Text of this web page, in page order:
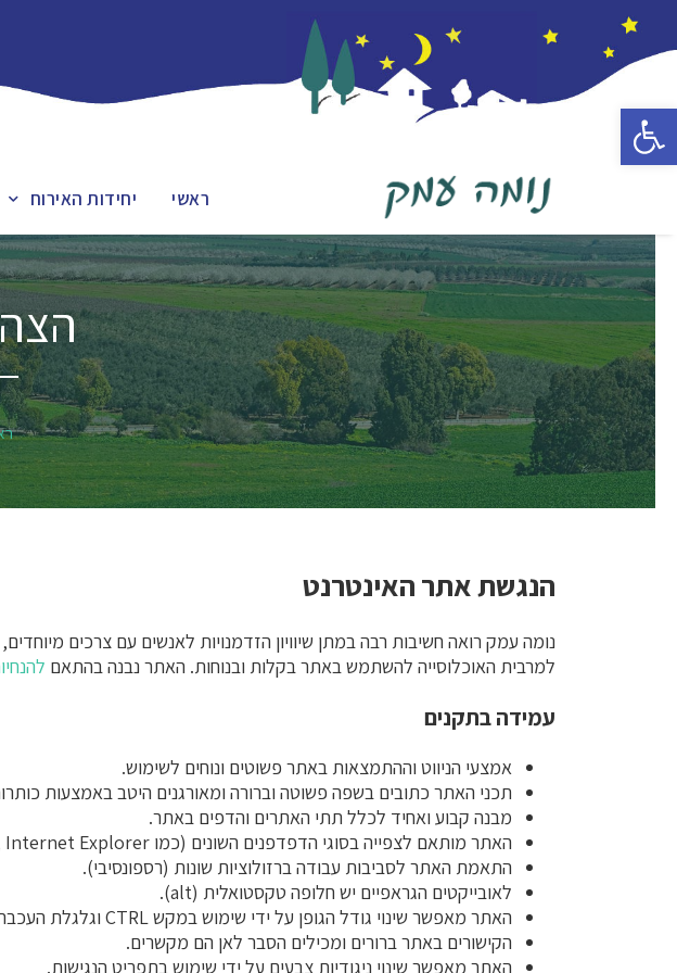
פתח סרגל נגישות
ראשי יחידות האירוח
הנגשת אתר האינטרנט
נומה עמק רואה חשיבות רבה במתן שיוויון הזדמנויות לאנשים עם צרכים
למרבית האוכלוסייה להשתמש באתר בקלות ובנוחות. האתר נבנה בהתאם
עמידה בתקנים
אמצעי הניווט וההתמצאות באתר פשוטים ונוחים לשימוש.
תכני האתר כתובים בשפה פשוטה וברורה ומאורגנים היטב באמצעות
מבנה קבוע ואחיד לכלל תתי האתרים והדפים באתר.
האתר מותאם לצפייה בסוגי הדפדפנים השונים (כמו Chrome, Firefox, Internet Explorer)
התאמת האתר לסביבות עבודה ברזולוציות שונות (רספונסיבי).
לאובייקטים הגראפיים יש חלופה טקסטואלית (alt).
האתר מאפשר שינוי גודל הגופן על ידי שימוש במקש CTRL וגלגלת העכבר או בשימוש בתפריט הנגישות.
הקישורים באתר ברורים ומכילים הסבר לאן הם מקשרים.
האתר מאפשר שינוי ניגודיות צבעים על ידי שימוש בתפריט הנגישות.